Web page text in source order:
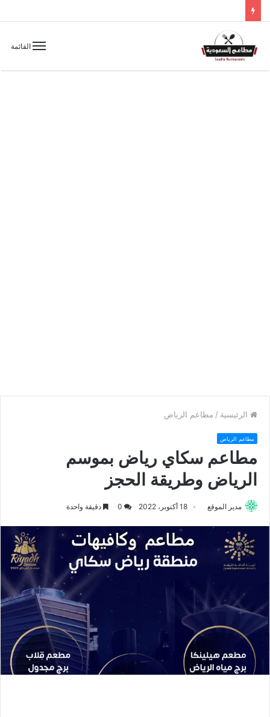
القائمة
الرئيسية / مطاعم الرياض
مطاعم الرياض
مطاعم سكاي رياض بموسم
الرياض وطريقة الحجز
مدير الموقع 18 أكتوبر، 2022 دقيقة واحدة